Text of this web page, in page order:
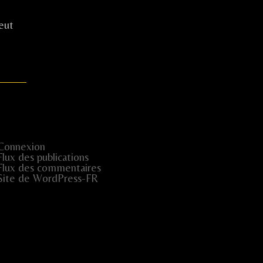
des publications
des commentaires
de WordPress-FR